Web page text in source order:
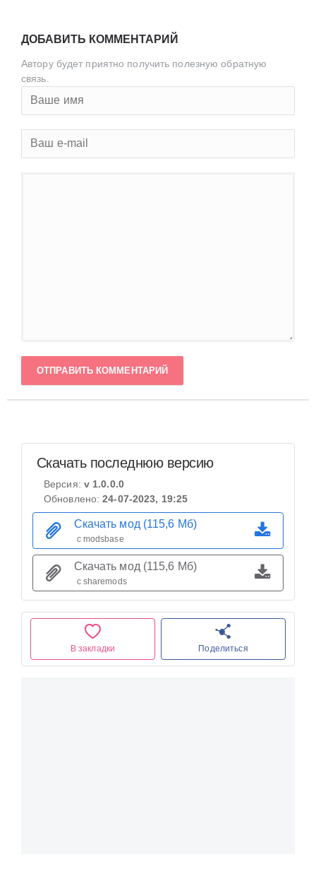
ДОБАВИТЬ КОММЕНТАРИЙ
Автору будет приятно получить полезную обратную
связь.
ОТПРАВИТЬ КОММЕНТАРИЙ
В закладки Поделиться
Скачать последнюю версию
Версия: v 1.0.0.0
Обновлено:24-07-2023, 19:25
Скачать мод (115,6 Мб)
с modsbase
Скачать мод (115,6 Мб)
с sharemods